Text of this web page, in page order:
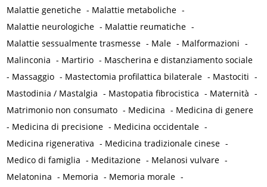
Malattie genetiche - Malattie metaboliche -
Malattie neurologiche - Malattie reumatiche -
Malattie sessualmente trasmesse - Male - Malformazioni -
Malinconia - Martirio - Mascherina e distanziamento sociale
- Massaggio - Mastectomia profilattica bilaterale - Mastociti -
Mastodinia / Mastalgia - Mastopatia fibrocistica - Maternità -
Matrimonio non consumato - Medicina - Medicina di genere
- Medicina di precisione - Medicina occidentale -
Medicina rigenerativa - Medicina tradizionale cinese -
Medico di famiglia - Meditazione - Melanosi vulvare -
Melatonina - Memoria - Memoria morale -